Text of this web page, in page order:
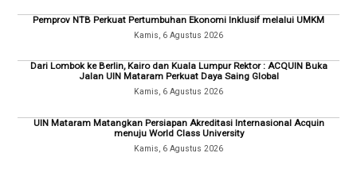
Pemprov NTB Perkuat Pertumbuhan Ekonomi Inklusif melalui UMKM
Kamis, 6 Agustus 2026
Dari Lombok ke Berlin, Kairo dan Kuala Lumpur Rektor : ACQUIN Buka
Jalan UIN Mataram Perkuat Daya Saing Global
Kamis, 6 Agustus 2026
UIN Mataram Matangkan Persiapan Akreditasi Internasional Acquin
menuju World Class University
Kamis, 6 Agustus 2026